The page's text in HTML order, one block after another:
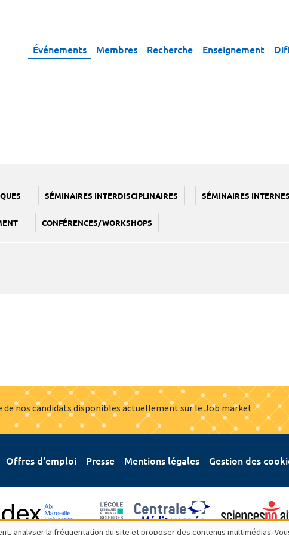
Événements Membres Recherche Enseignement
SÉMINAIRES INTERDISCIPLINAIRES SÉMINAIRES INTERNES
CONFÉRENCES/WORKSHOPS
de nos candidats disponibles actuellement sur le Job market
Offres d'emploi Presse Mentions légales Gestion des
analyser la fréquentation du site et proposer des contenus multimédias.